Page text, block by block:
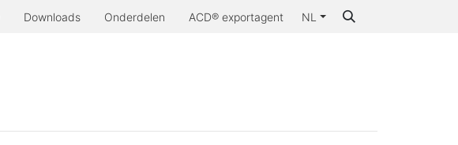
Downloads Onderdelen ACD® exportagent NL